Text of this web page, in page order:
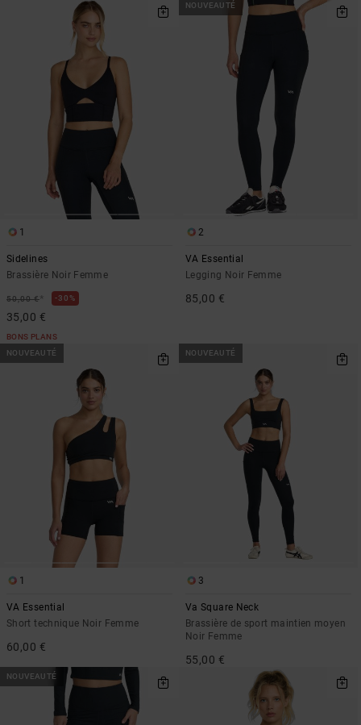
1
Sidelines
Brassière Noir Femme
50,00 €* 30%
35,00 €
BONS PLANS
NOUVEAUTÉ
2
VA Essential
Legging Noir Femme
85,00 €
NOUVEAUTÉ
1
VA Essential
Short technique Noir Femme
60,00 €
NOUVEAUTÉ
3
Va Square Neck
Brassière de sport maintien moyen
Noir Femme
55,00 €
NOUVEAUTÉ